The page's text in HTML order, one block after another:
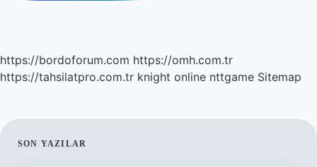
https://bordoforum.com https://omh.com.tr
https://tahsilatpro.com.tr knight online nttgame Sitemap
SIDEBAR
SON YAZILAR